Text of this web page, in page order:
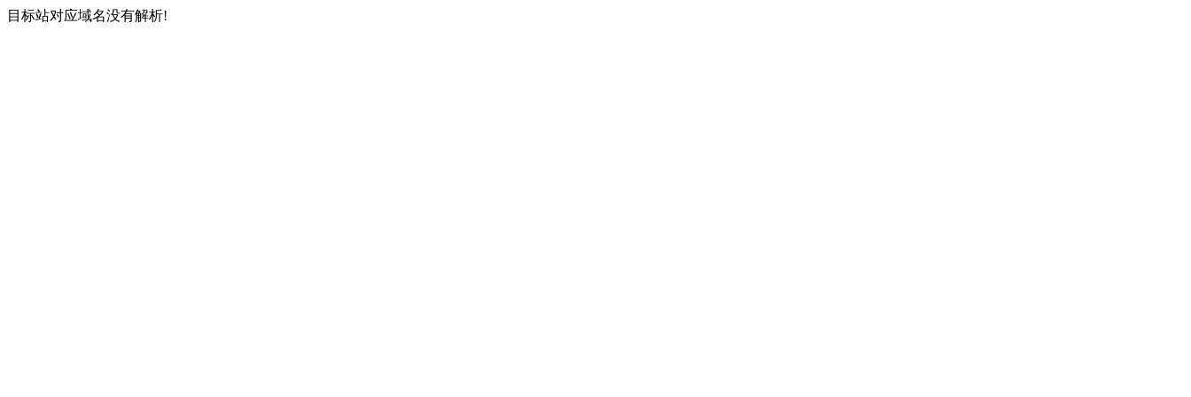
目标站对应域名没有解析!